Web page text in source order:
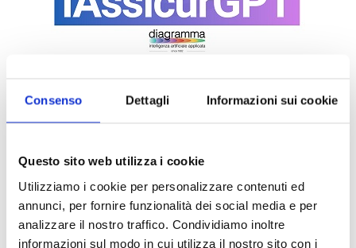
Consenso Dettagli Informazioni sui cookie
Questo sito web utilizza i cookie
Utilizziamo i cookie per personalizzare contenuti ed
annunci, per fornire funzionalità dei social media e per
analizzare il nostro traffico. Condividiamo inoltre
informazioni sul modo in cui utilizza il nostro sito con i